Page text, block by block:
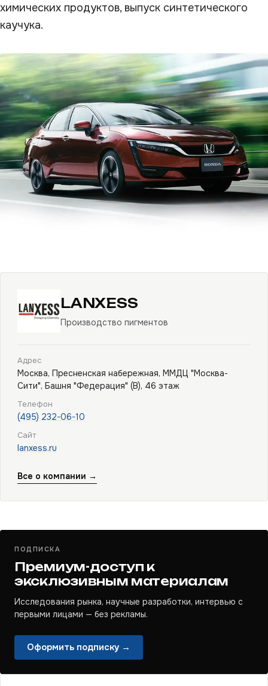
химических продуктов, выпуск синтетического
каучука.
LANXESS
Производство пигментов
Адрес
Москва, Пресненская набережная, ММДЦ "Москва-
Сити", Башня "Федерация" (В), 46 этаж
Телефон
(495) 232-06-10
Сайт
lanxess.ru
Все о компании →
ПОДПИСКА
Премиум-доступ к
эксклюзивным материалам
Исследования рынка, научные разработки, интервью с
первыми лицами — без рекламы.
Оформить подписку →